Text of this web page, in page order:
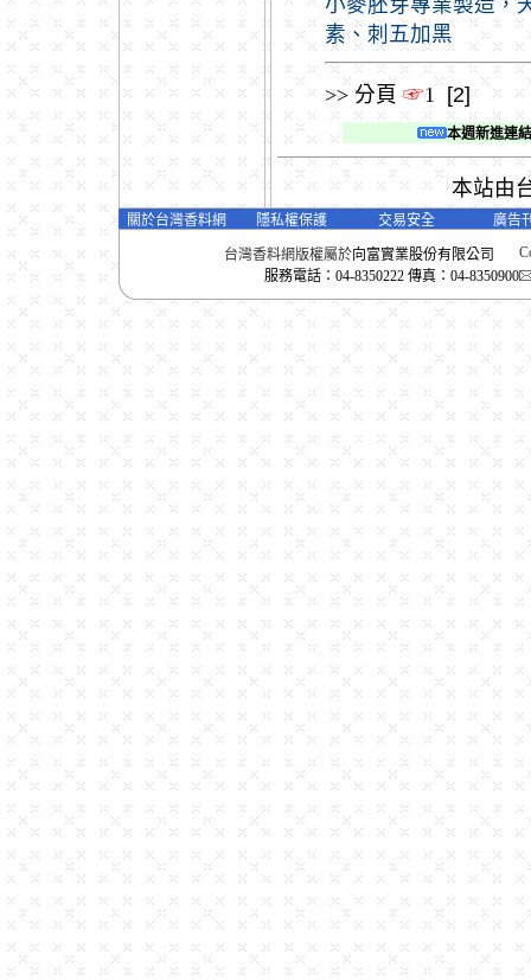
小麥胚芽專業製造，
素、刺五加黑
>> 分頁☞1 [2]
本週新進連結
本站由
關於台灣香料網 隱私權保護 交易安全 廣告
台灣香料網版權屬於向富實業股份有限公司
服務電話：04-8350222 傳真：04-8350900